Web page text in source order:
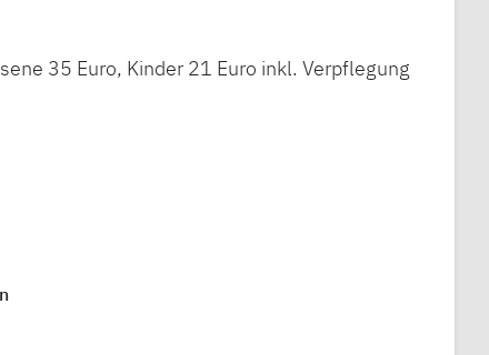
35 Euro, Kinder 21 Euro inkl. Verpflegung